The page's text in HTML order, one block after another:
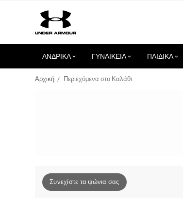
ΑΝΔΡΙΚΑ ΓΥΝΑΙΚΕΙΑ ΠΑΙΔΙΚΑ
Αρχική / Περιεχόμενα στο Καλάθι
Συνεχίστε τα ψώνια σας